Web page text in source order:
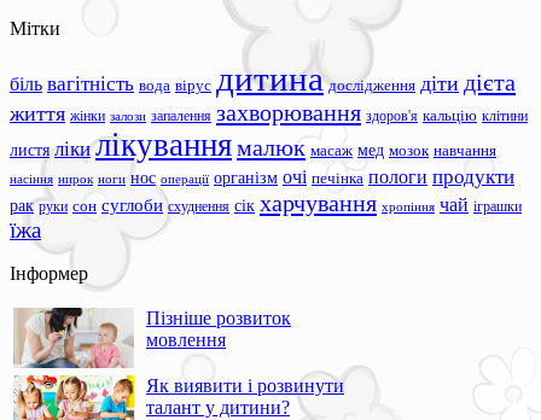
Мітки
біль вагітність вода вірус дитина дослідження діти дієта
життя жінки залози запалення захворювання здоров'я кальцію клітини
листя ліки лікуваннямалюк масаж мед мозок навчання
насіння нирок ноги нос операції організм очі печінка пологи продукти
рак руки сон суглоби схуднення сік харчування хропіння чай іграшки
їжа
Інформер
Пізніше розвиток
мовлення
Як виявити і розвинути
талант у дитини?